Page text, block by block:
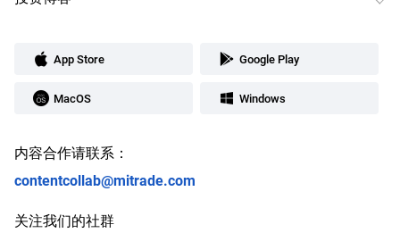
App Store Google Play
MacOS Windows
内容合作请联系：
contentcollab@mitrade.com
关注我们的社群